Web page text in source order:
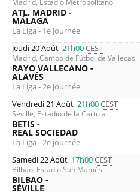
Madrid, Estadio Metropolitano
ATL. MADRID -
MÁLAGA
La Liga - 1e journée
Jeudi 20 Août 21h00CEST
Madrid, Campo de Fútbol de Vallecas
RAYO VALLECANO -
ALAVÉS
La Liga - 2e journée
Vendredi 21 Août 21h00CEST
Séville, Estadio de la Cartuja
BETIS -
REAL SOCIEDAD
La Liga - 2e journée
Samedi 22 Août 17h00CEST
Bilbao, Estadio San Mamés
BILBAO -
SÉVILLE